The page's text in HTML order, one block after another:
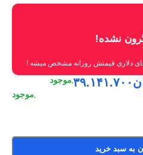
نشده!
دلاری قیمتش روزانه مشخص میشه !
۳۹.۱۴۱.۷۰۰
به سبد خرید